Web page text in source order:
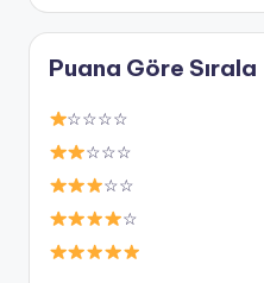
Puana Göre Sırala
☆☆☆☆
☆☆☆
☆☆
☆